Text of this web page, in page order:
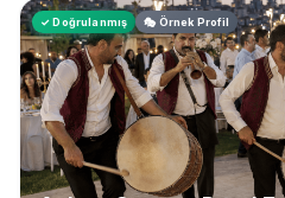
✓ Doğrulanmış 🎭 Örnek Profil